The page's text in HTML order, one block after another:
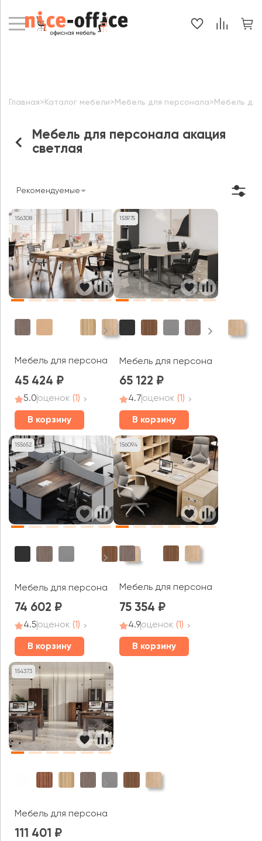
Мебель для персонала акация
светлая
Главная> Каталог мебели> Мебель для персонала> Мебель
Рекомендуемые
156308
Мебель для персонала Europe Wood
45 424
5.0оценок (1)
В корзину
155975
Мебель для персонала Berlin
65 122
4.7оценок (1)
В корзину
155652
Мебель для персонала Berlin (df)
74 602
4.5оценок (1)
В корзину
156094
Мебель для персонала Europe
75 354
4.9оценок (1)
В корзину
154373
Мебель для персонала Activ
111 401